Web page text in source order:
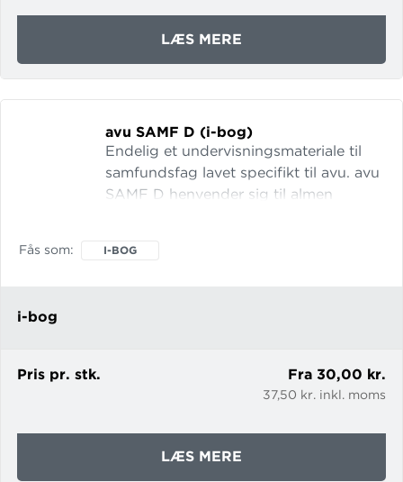
LÆS MERE
AVU
SAMF
G
(I-
BOG)
avu SAMF D (i-bog)
Endelig et undervisningsmateriale til
samfundsfag lavet specifikt til avu. avu
SAMF D henvender sig til almen
bekendtgørelsen fra 2017. Kernestoffet
Fås som I-BOG
i-bog
Pris pr. stk. Fra 30,00 kr.
37,50 kr. inkl. moms
LÆS MERE
AVU